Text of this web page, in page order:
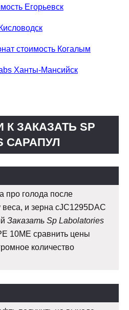
Егорьевск
стоимость Когалым
Ханты-Мансийск
ЗАКАЗАТЬ SP
САРАПУЛ
про голода после
и зерна cJC1295DAC
Заказать Sp Labolatories
10ME сравнить цены
количество